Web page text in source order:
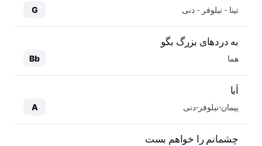
تینا - نیلوفر - دنی G
به دردهای بزرگ بگو
هما Bb
اَبا
پیمان-نیلوفر-دنی A
چشمانم را خواهم بست